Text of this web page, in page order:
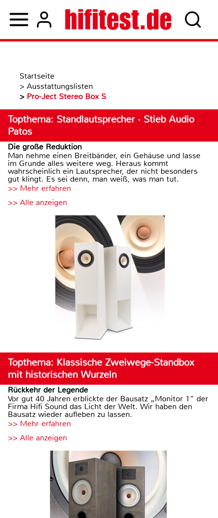
Startseite
> Ausstattungslisten
> Pro-Ject Stereo Box S
Topthema: Standlautsprecher · Stieb Audio
Patos
Die große Reduktion
Man nehme einen Breitbänder, ein Gehäuse und lasse
im Grunde alles weitere weg. Heraus kommt
wahrscheinlich ein Lautsprecher, der nicht besonders
gut klingt. Es sei denn, man weiß, was man tut.
>> Mehr erfahren
>> Alle anzeigen
Topthema: Klassische Zweiwege-Standbox
mit historischen Wurzeln
Rückkehr der Legende
Vor gut 40 Jahren erblickte der Bausatz „Monitor 1“ der
Firma Hifi Sound das Licht der Welt. Wir haben den
Bausatz wieder aufleben zu lassen.
>> Mehr erfahren
>> Alle anzeigen